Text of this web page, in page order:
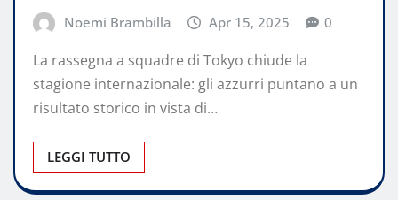
Noemi Brambilla Apr 15, 2025 0
La rassegna a squadre di Tokyo chiude la
stagione internazionale: gli azzurri puntano a un
risultato storico in vista di…
LEGGI TUTTO